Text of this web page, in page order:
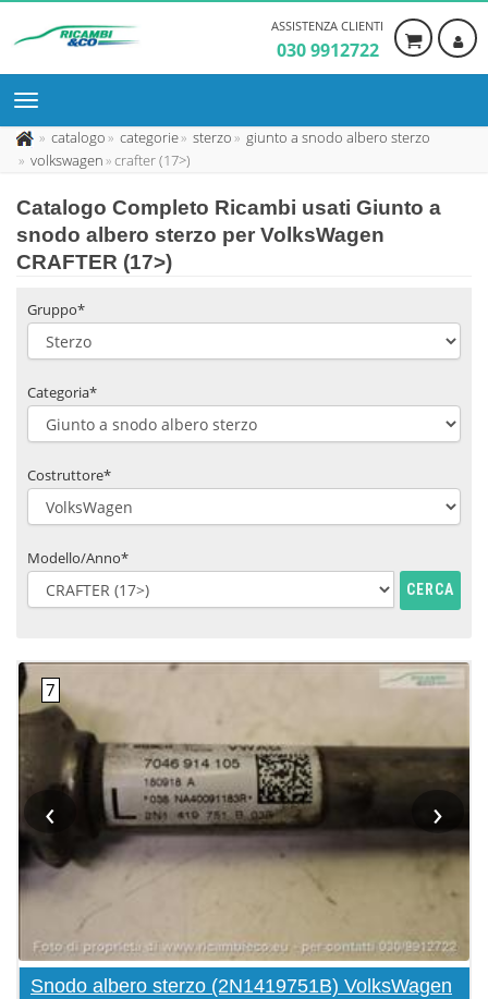
ASSISTENZA CLIENTI
030 9912722
catalogo categorie sterzo
giunto a snodo albero sterzo
volkswagen
crafter (17>)
Catalogo Completo Ricambi usati Giunto a
snodo albero sterzo per VolksWagen
CRAFTER (17>)
Gruppo*
Categoria*
Costruttore*
Modello/Anno*
CERCA
‹ ›
Snodo albero sterzo (2N1419751B) VolksWagen